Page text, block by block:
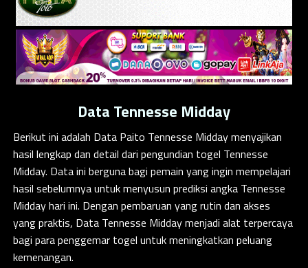
Data Tennesse Midday
Berikut ini adalah Data Paito Tennesse Middaymenyajikan
hasil lengkap dan detail dari pengundian togel Tennesse
Midday. Data ini berguna bagi pemain yang ingin mempelajari
hasil sebelumnya untuk menyusun prediksi angka Tennesse
Midday hari ini. Dengan pembaruan yang rutin dan akses
yang praktis, Data Tennesse Midday menjadi alat terpercaya
bagi para penggemar togel untuk meningkatkan peluang
kemenangan.